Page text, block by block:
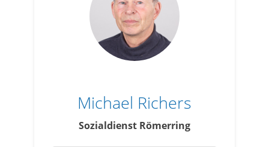
Michael Richers
Sozialdienst Römerring